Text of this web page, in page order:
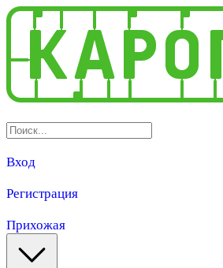
Вход
Регистрация
Прихожая